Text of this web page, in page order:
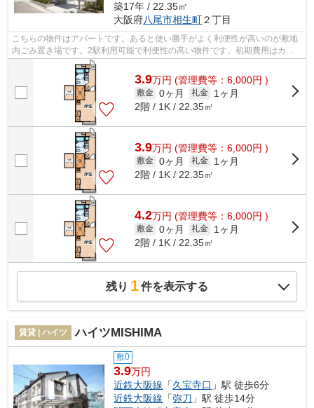
築17年 / 22.35㎡
大阪府八尾市相生町２丁目
こちらの物件はアパートです。あると使い勝手がよく利便性が高いのが敷地
内ごみ置き場です。2駅利用可能で利便性の高い物件です。初期費用はカー
ドで決済いただけます。関西本線八尾周...
3.9万円 (管理費等：6,000円 )
敷金 0ヶ月 礼金
1ヶ月
2階 / 1K / 22.35㎡
3.9万円 (管理費等：6,000円 )
敷金 0ヶ月 礼金
1ヶ月
2階 / 1K / 22.35㎡
4.2万円 (管理費等：6,000円 )
敷金 0ヶ月 礼金
1ヶ月
2階 / 1K / 22.35㎡
残り 1件を表示する
賃貸 | ハイツ ハイツMISHIMA
敷0
3.9万円
近鉄大阪線 「久宝寺口 」駅 徒歩6分
近鉄大阪線 「弥刀 」駅 徒歩14分